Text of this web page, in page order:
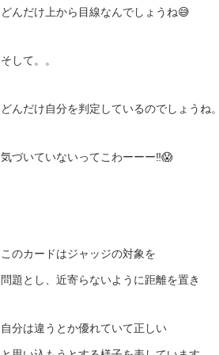
どんだけ上から目線なんでしょうね😅
そして。。
どんだけ自分を判定しているのでしょうね
気づいていないってこわーーー‼️😱
このカードはジャッジの対象を
問題とし、近寄らないように距離を置き
自分は違うとか優れていて正しい